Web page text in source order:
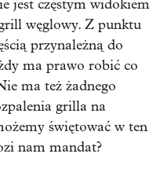
jest częstym widokiem
węglowy. Z punktu
przynależną do
ma prawo robić co
ma też żadnego
grilla na
świętować w ten
nam mandat?